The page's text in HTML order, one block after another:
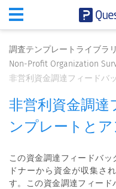
調査テンプレートライブラリ
Non-Profit Organization
非営利資金調達フィードバ
非営利資金調達
ンプレートとア
この資金調達フィードバ
ドナーから資金が収集さ
す。この資金調達フィー